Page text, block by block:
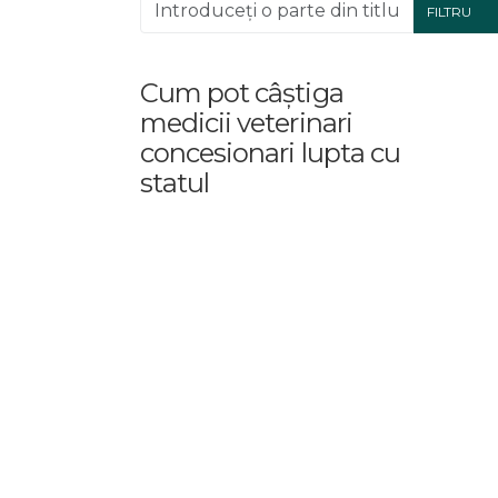
FILTRU
Cum pot câștiga
medicii veterinari
concesionari lupta cu
statul